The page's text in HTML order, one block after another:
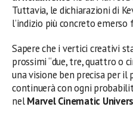
Tuttavia, le dichiarazioni di
l’indizio più concreto
Sapere che i vertici creativi
prossimi “due, tre, quattro o
una visione ben precisa per il
continuerà con ogni
nelMarvel Cinematic